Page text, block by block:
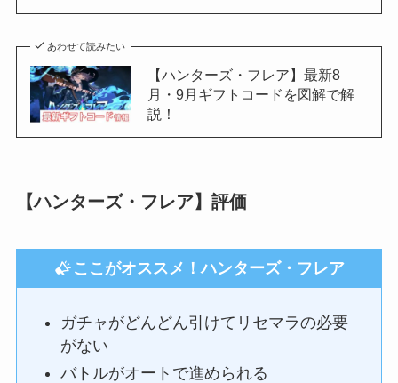
あわせて読みたい
【ハンターズ・フレア】最新8
月・9月ギフトコードを図解で解
説！
【ハンターズ・フレア】評価
ここがオススメ！ハンターズ・フレア
ガチャがどんどん引けてリセマラの必要
がない
バトルがオートで進められる